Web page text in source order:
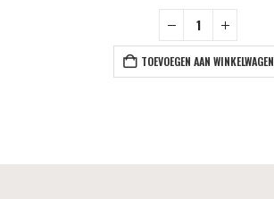
TOEVOEGEN AAN WINKELWAGEN